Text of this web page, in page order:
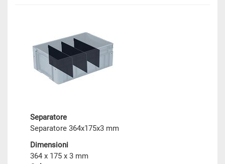
Separatore
Separatore 364x175x3 mm
Dimensioni
364 x 175 x 3 mm